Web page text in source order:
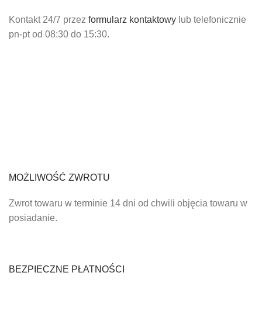
Kontakt 24/7 przez formularz kontaktowy lub telefonicznie
pn-pt od 08:30 do 15:30.
MOŻLIWOŚĆ ZWROTU
Zwrot towaru w terminie 14 dni od chwili objęcia towaru w
posiadanie.
BEZPIECZNE PŁATNOŚCI